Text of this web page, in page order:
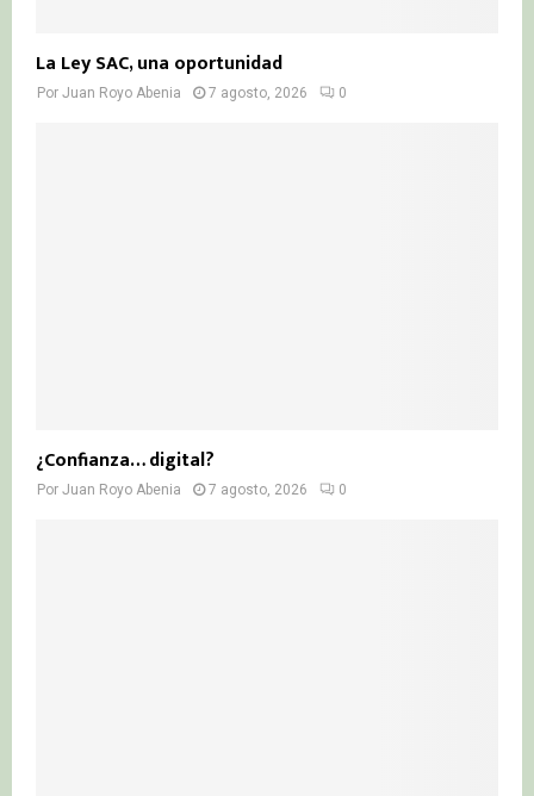
La Ley SAC, una oportunidad
Por Juan Royo Abenia 7 agosto, 2026 0
¿Confianza… digital?
Por Juan Royo Abenia 7 agosto, 2026 0